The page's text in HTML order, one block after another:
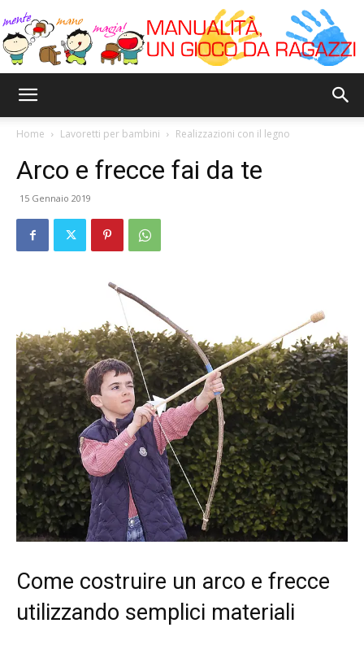
Home Lavoretti per bambini Realizzazioni con il legno
Arco e frecce fai da te
15 Gennaio 2019
Come costruire un arco e frecce
utilizzando semplici materiali